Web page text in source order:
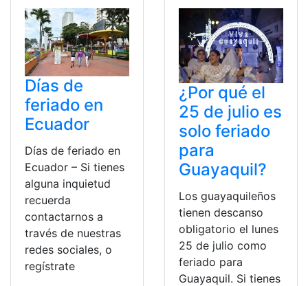
Días de
feriado en
Ecuador
Días de feriado en
Ecuador – Si tienes
alguna inquietud
recuerda
contactarnos a
través de nuestras
redes sociales, o
regístrate
¿Por qué el
25 de julio es
solo feriado
para
Guayaquil?
Los guayaquileños
tienen descanso
obligatorio el lunes
25 de julio como
feriado para
Guayaquil. Si tienes